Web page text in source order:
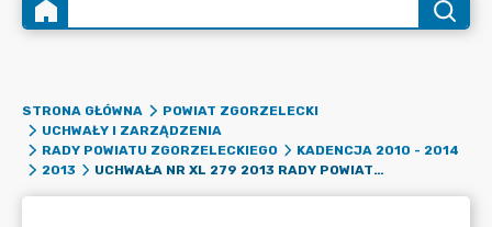
STRONA GŁÓWNA
POWIAT ZGORZELECKI
UCHWAŁY I ZARZĄDZENIA
RADY POWIATU ZGORZELECKIEGO
KADENCJA 2010 - 2014
2013
UCHWAŁA NR XL 279 2013 RADY POWIATU ZGORZELECKIEGO Z DNIA 27 WRZEŚNIA 2013 R. W SPRAWIE ZMIANY UCHWAŁY NR XXXI 228 2012 RADY POWIATU ZGORZELECKIEGO Z DNIA 28 GRUDNIA 2012 R. W SPRAWIE UCHWALENIA WIELOLETNIEJ PROGNOZY FINANSOWEJ POWIATU ZGORZELECKIEGO NA LATA 2013-2019.